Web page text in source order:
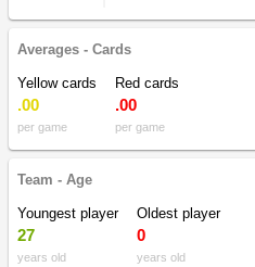
Averages - Cards
Yellow cards
.00
per game
Red cards
.00
per game
Team - Age
Youngest player
27
years old
Oldest player
0
years old